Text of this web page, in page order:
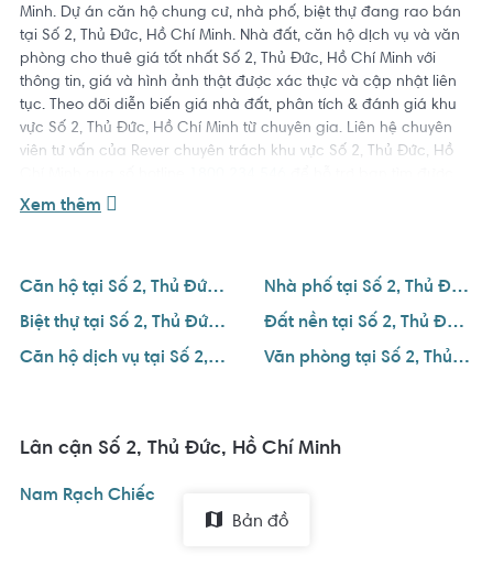
Minh. Dự án căn hộ chung cư, nhà phố, biệt thự đang rao bán
tại Số 2, Thủ Đức, Hồ Chí Minh. Nhà đất, căn hộ dịch vụ và văn
phòng cho thuê giá tốt nhất Số 2, Thủ Đức, Hồ Chí Minh với
thông tin, giá và hình ảnh thật được xác thực và cập nhật liên
tục. Theo dõi diễn biến giá nhà đất, phân tích & đánh giá khu
vực Số 2, Thủ Đức, Hồ Chí Minh từ chuyên gia. Liên hệ chuyên
viên tư vấn của Rever chuyên trách khu vực Số 2, Thủ Đức, Hồ
ngôi nhà ưng ý với giá tốt nhất.
Xem thêm
Căn hộ tại Số 2, Thủ Đức, Hồ Chí Minh
Nhà phố tại Số 2, Thủ Đức, Hồ Chí Minh
Biệt thự tại Số 2, Thủ Đức, Hồ Chí Minh
Đất nền tại Số 2, Thủ Đức, Hồ Chí Minh
Căn hộ dịch vụ tại Số 2, Thủ Đức, Hồ Chí Minh
Văn phòng tại Số 2, Thủ Đức, Hồ Chí Minh
Lân cận Số 2, Thủ Đức, Hồ Chí Minh
Nam Rạch Chiếc
Bản đồ